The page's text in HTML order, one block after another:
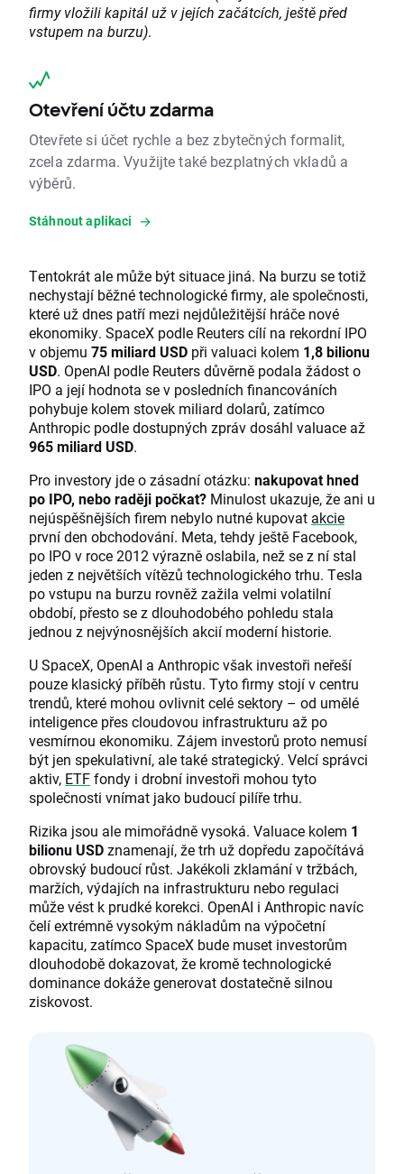
firmy vložili kapitál už v jejích začátcích, ještě před
vstupem na burzu).
Otevření účtu zdarma
Otevřete si účet rychle a bez zbytečných formalit,
zcela zdarma. Využijte také bezplatných vkladů a
výběrů.
Stáhnout aplikaci
Tentokrát ale může být situace jiná. Na burzu se totiž
nechystají běžné technologické firmy, ale společnosti,
které už dnes patří mezi nejdůležitější hráče nové
ekonomiky. SpaceX podle Reuters cílí na rekordní IPO
v objemu 75 miliard USD při valuaci kolem 1,8 bilionu
USD. OpenAI podle Reuters důvěrně podala žádost o
IPO a její hodnota se v posledních financováních
pohybuje kolem stovek miliard dolarů, zatímco
Anthropic podle dostupných zpráv dosáhl valuace až
965 miliard USD.
Pro investory jde o zásadní otázku: nakupovat hned
po IPO, nebo raději počkat? Minulost ukazuje, že ani u
nejúspěšnějších firem nebylo nutné kupovat akcie
první den obchodování. Meta, tehdy ještě Facebook,
po IPO v roce 2012 výrazně oslabila, než se z ní stal
jeden z největších vítězů technologického trhu. Tesla
po vstupu na burzu rovněž zažila velmi volatilní
období, přesto se z dlouhodobého pohledu stala
jednou z nejvýnosnějších akcií moderní historie.
U SpaceX, OpenAI a Anthropic však investoři neřeší
pouze klasický příběh růstu. Tyto firmy stojí v centru
trendů, které mohou ovlivnit celé sektory – od umělé
inteligence přes cloudovou infrastrukturu až po
vesmírnou ekonomiku. Zájem investorů proto nemusí
být jen spekulativní, ale také strategický. Velcí správci
aktiv, ETFfondy i drobní investoři mohou tyto
společnosti vnímat jako budoucí pilíře trhu.
Rizika jsou ale mimořádně vysoká. Valuace kolem 1
bilionu USDznamenají, že trh už dopředu započítává
obrovský budoucí růst. Jakékoli zklamání v tržbách,
maržích, výdajích na infrastrukturu nebo regulaci
může vést k prudké korekci. OpenAI i Anthropic navíc
čelí extrémně vysokým nákladům na výpočetní
kapacitu, zatímco SpaceX bude muset investorům
dlouhodobě dokazovat, že kromě technologické
dominance dokáže generovat dostatečně silnou
ziskovost.